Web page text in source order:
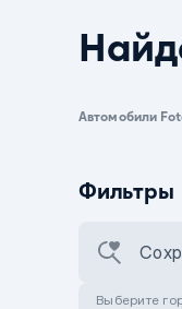
Автомобили
Фильтры
Выберите